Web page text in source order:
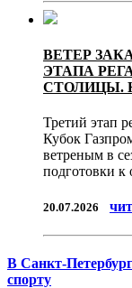
ВЕТЕР
ЭТАПА
СТОЛИЦЫ.
Третий этап
Кубок
ветреным в
подготовки к
20.07.2026
В Санкт-
спорту